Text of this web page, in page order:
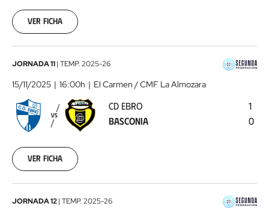
09
Ver ficha
CD
Ebro
Basconia2025-
11-
JORNADA 11| TEMP. 2025-26
15/11/2025 16:00h El Carmen / CMF La Almozara
VS
CD EBRO
BASCONIA
1
0
Ver ficha
Basconia
JORNADA 12| TEMP. 2025-26